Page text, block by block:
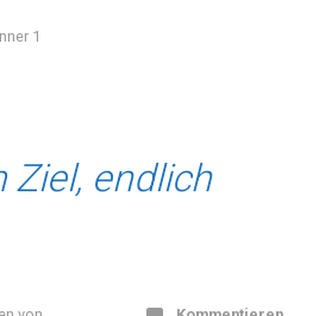
1
Ziel, endlich